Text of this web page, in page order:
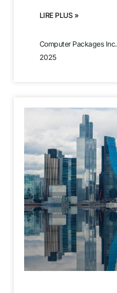
LIRE PLUS »
Computer Packages Inc.
2025